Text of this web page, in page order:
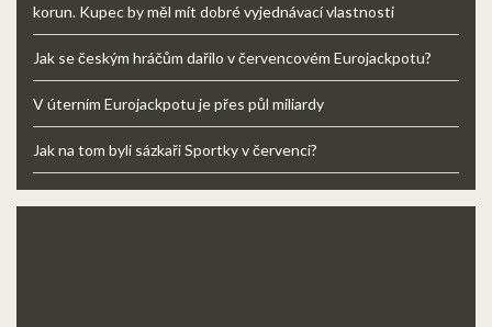
korun. Kupec by měl mít dobré vyjednávací vlastnosti
Jak se českým hráčům dařilo v červencovém Eurojackpotu?
V úterním Eurojackpotu je přes půl miliardy
Jak na tom byli sázkaři Sportky v červenci?